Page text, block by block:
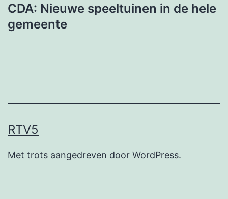
CDA: Nieuwe speeltuinen in de hele
gemeente
RTV5
Met trots aangedreven door WordPress.